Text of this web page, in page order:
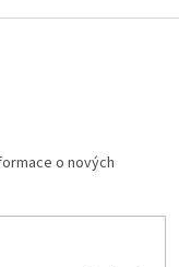
o nových